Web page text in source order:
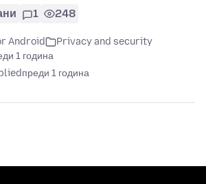
1 248
Android
Privacy and security
1 година
преди 1 година